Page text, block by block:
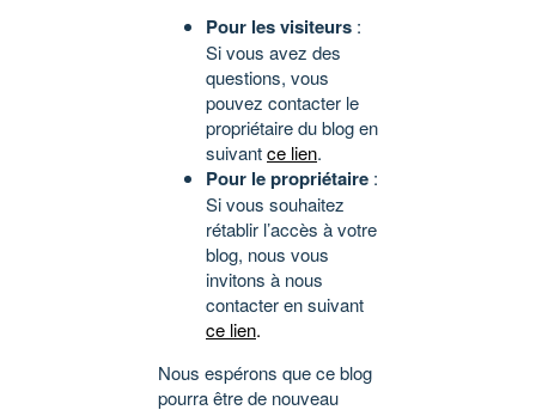
Pour les visiteurs :
Si vous avez des
questions, vous
pouvez contacter le
propriétaire du blog en
suivantce lien.
Pour le propriétaire :
Si vous souhaitez
rétablir l’accès à votre
blog, nous vous
invitons à nous
contacter en suivant
ce lien.
Nous espérons que ce blog
pourra être de nouveau